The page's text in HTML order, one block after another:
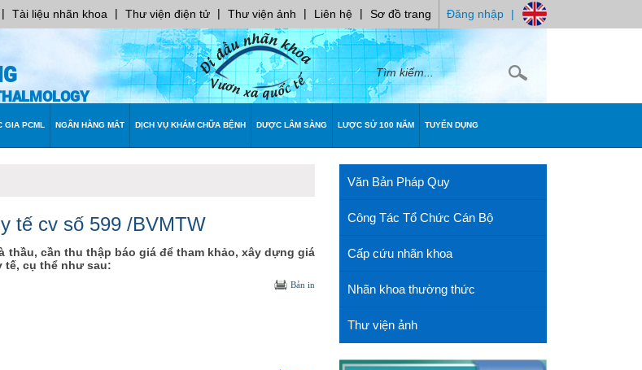
| Tài liệu nhãn khoa | Thư viện điện tử | Thư viện ảnh | Liên hệ | Sơ đồ trang Đăng nhập |
GIA PCML NGÂN HÀNG MẮT DỊCH VỤ KHÁM CHỮA BỆNH DƯỢC LÂM SÀNG LƯỢC SỬ 100 NĂM TUYỂN DỤNG
tế cv số 599 /BVMTW
cần thu thập báo giá để tham khảo, xây dựng giá
tế, cụ thể như sau:
Bản in
Văn Bản Pháp Quy
Công Tác Tổ Chức Cán Bộ
Cấp cứu nhãn khoa
Nhãn khoa thường thức
Thư viện ảnh